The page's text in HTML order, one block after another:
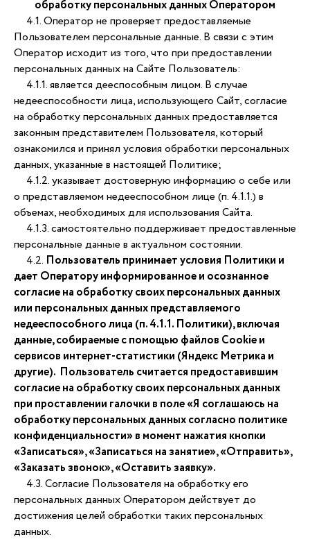
обработку персональных данных Оператором
4.1. Оператор не проверяет предоставляемые
Пользователем персональные данные. В связи с этим
Оператор исходит из того, что при предоставлении
персональных данных на Сайте Пользователь:
4.1.1. является дееспособным лицом. В случае
недееспособности лица, использующего Сайт, согласие
на обработку персональных данных предоставляется
законным представителем Пользователя, который
ознакомился и принял условия обработки персональных
данных, указанные в настоящей Политике;
4.1.2. указывает достоверную информацию о себе или
о представляемом недееспособном лице (п. 4.1.1.) в
объемах, необходимых для использования Сайта.
4.1.3. самостоятельно поддерживает предоставленные
персональные данные в актуальном состоянии.
4.2. Пользователь принимает условия Политики и
дает Оператору информированное и осознанное
согласие на обработку своих персональных данных
или персональных данных представляемого
недееспособного лица (п. 4.1.1. Политики), включая
данные, собираемые с помощью файлов Сookie и
сервисов интернет-статистики (Яндекс Метрика и
другие). Пользователь считается предоставившим
согласие на обработку своих персональных данных
при проставлении галочки в поле «Я соглашаюсь на
обработку персональных данных согласно политике
конфиденциальности» в момент нажатия кнопки
«Записаться», «Записаться на занятие», «Отправить»,
«Заказать звонок», «Оставить заявку».
4.3. Согласие Пользователя на обработку его
персональных данных Оператором действует до
достижения целей обработки таких персональных
данных.